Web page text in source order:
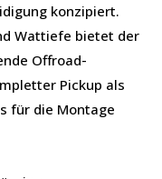
konzipiert.
Wattiefe bietet der
Offroad-
Pickup als
für die Montage